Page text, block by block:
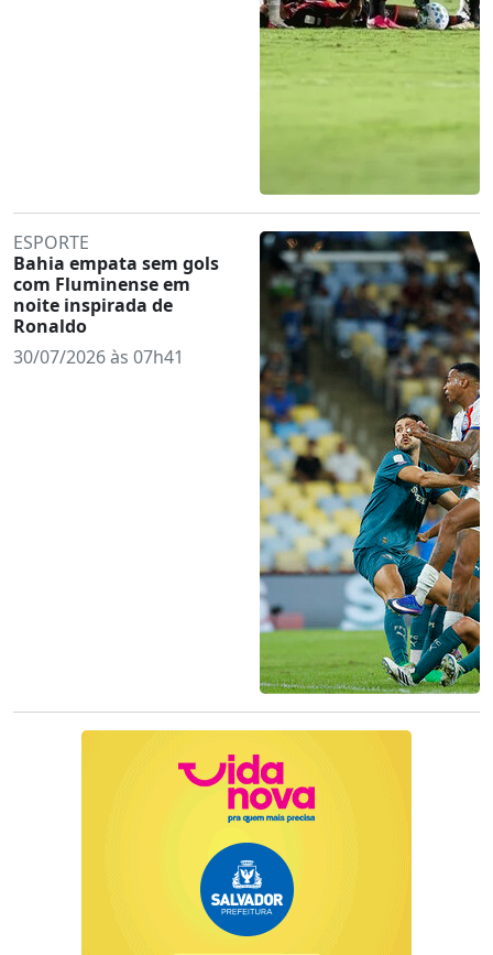
ESPORTE
Bahia empata sem gols
com Fluminense em
noite inspirada de
Ronaldo
30/07/2026 às 07h41